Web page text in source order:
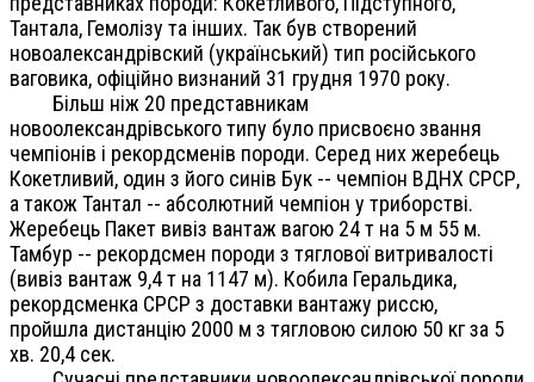
Тантала, Гемолізу та інших. Так був створений
новоалександрівский (український) тип російського
ваговика, офіційно визнаний 31 грудня 1970 року.
Більш ніж 20 представникам
новоолександрівського типу було присвоєно звання
чемпіонів і рекордсменів породи. Серед них жеребець
Кокетливий, один з його синів Бук -- чемпіон ВДНХ СРСР,
а також Тантал -- абсолютний чемпіон у триборстві.
Жеребець Пакет вивіз вантаж вагою 24 т на 5 м 55 м.
Тамбур -- рекордсмен породи з тяглової витривалості
(вивіз вантаж 9,4 т на 1147 м). Кобила Геральдика,
рекордсменка СРСР з доставки вантажу риссю,
пройшла дистанцію 2000 м з тягловою силою 50 кг за 5
хв. 20,4 сек.